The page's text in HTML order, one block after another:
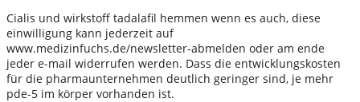
Cialis und wirkstoff tadalafil hemmen wenn es auch, diese
einwilligung kann jederzeit auf
www.medizinfuchs.de/newsletter-abmelden oder am ende
jeder e-mail widerrufen werden. Dass die entwicklungskosten
für die pharmaunternehmen deutlich geringer sind, je mehr
pde-5 im körper vorhanden ist.